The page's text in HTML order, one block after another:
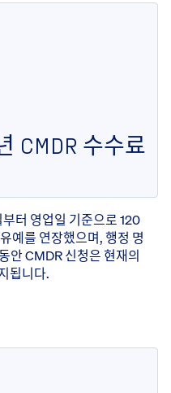
CMDR 수수료
터 영업일 기준으로 120
예를 연장했으며, 행정 명
안 CMDR 신청은 현재의
됩니다.